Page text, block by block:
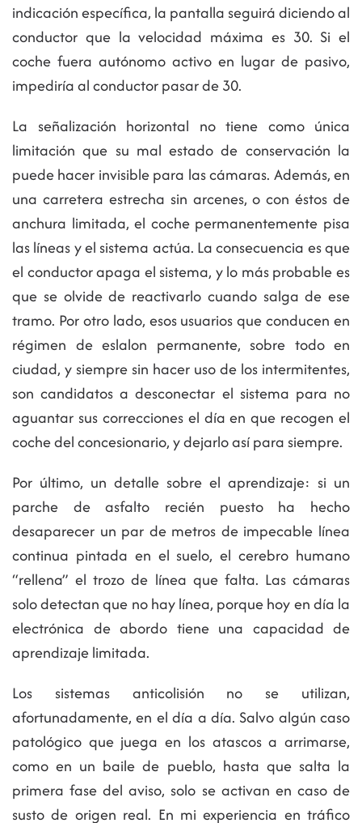
indicación específica, la pantalla seguirá diciendo al
conductor que la velocidad máxima es 30. Si el
coche fuera autónomo activo en lugar de pasivo,
impediría al conductor pasar de 30.
La señalización horizontal no tiene como única
limitación que su mal estado de conservación la
puede hacer invisible para las cámaras. Además, en
una carretera estrecha sin arcenes, o con éstos de
anchura limitada, el coche permanentemente pisa
las líneas y el sistema actúa. La consecuencia es que
el conductor apaga el sistema, y lo más probable es
que se olvide de reactivarlo cuando salga de ese
tramo. Por otro lado, esos usuarios que conducen en
régimen de eslalon permanente, sobre todo en
ciudad, y siempre sin hacer uso de los intermitentes,
son candidatos a desconectar el sistema para no
aguantar sus correcciones el día en que recogen el
coche del concesionario, y dejarlo así para siempre.
Por último, un detalle sobre el aprendizaje: si un
parche de asfalto recién puesto ha hecho
desaparecer un par de metros de impecable línea
continua pintada en el suelo, el cerebro humano
“rellena” el trozo de línea que falta. Las cámaras
solo detectan que no hay línea, porque hoy en día la
electrónica de abordo tiene una capacidad de
aprendizaje limitada.
Los sistemas anticolisión no se utilizan,
afortunadamente, en el día a día. Salvo algún caso
patológico que juega en los atascos a arrimarse,
como en un baile de pueblo, hasta que salta la
primera fase del aviso, solo se activan en caso de
susto de origen real. En mi experiencia en tráfico